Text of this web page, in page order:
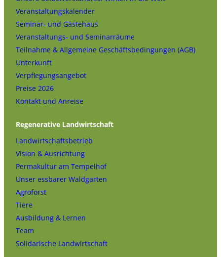
Veranstaltungskalender
Seminar- und Gästehaus
Veranstaltungs- und Seminarräume
Teilnahme & Allgemeine Geschäftsbedingungen (AGB)
Unterkunft
Verpflegungsangebot
Preise 2026
Kontakt und Anreise
Regenerative Landwirtschaft
Landwirtschaftsbetrieb
Vision & Ausrichtung
Permakultur am Tempelhof
Unser essbarer Waldgarten
Agroforst
Tiere
Ausbildung & Lernen
Team
Solidarische Landwirtschaft